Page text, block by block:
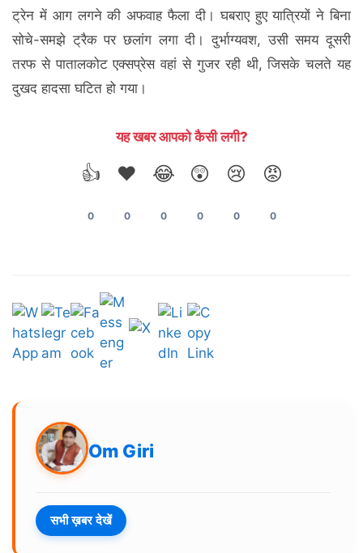
ट्रेन में आग लगने की अफवाह फैला दी। घबराए हुए यात्रियों ने बिना
सोचे-समझे ट्रैक पर छलांग लगा दी। दुर्भाग्यवश, उसी समय दूसरी
तरफ से पातालकोट एक्सप्रेस वहां से गुजर रही थी, जिसके चलते यह
दुखद हादसा घटित हो गया।
यह खबर आपको कैसी लगी?
👍
0
❤️
0
😂
0
😲
0
😢
0
😡
0
Om Giri
सभी ख़बर देखें